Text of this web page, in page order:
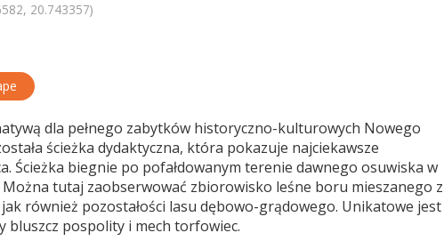
20.743357)
dla pełnego zabytków historyczno-kulturowych Nowego
ścieżka dydaktyczna, która pokazuje najciekawsze
Ścieżka biegnie po pofałdowanym terenie dawnego osuwiska w
tutaj zaobserwować zbiorowisko leśne boru mieszanego z
również pozostałości lasu dębowo-grądowego. Unikatowe jest
pospolity i mech torfowiec.